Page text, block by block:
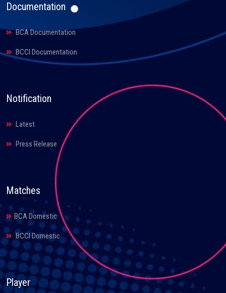
Documentation
BCA Documentation
BCCI Documentation
Notification
Latest
Press Release
Matches
BCA Domestic
BCCI Domestic
Player